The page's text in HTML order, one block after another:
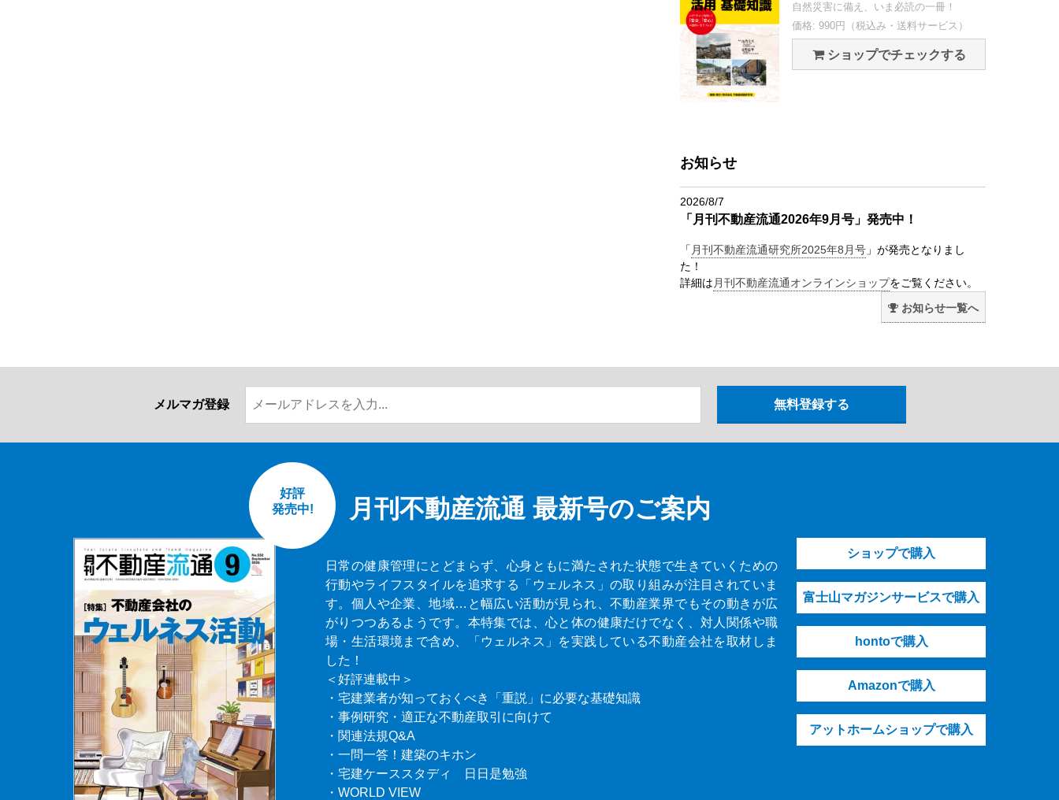
自然災害に備え、いま必読の一冊！
価格: 990円（税込み・送料サービス）
ショップでチェックする
お知らせ
2026/8/7
「月刊不動産流通2026年9月号」発売中！
「 月刊不動産流通研究所2025年8月号 」が発売となりまし
た！
詳細は 月刊不動産流通オンラインショップをご覧ください。
お知らせ一覧へ
メルマガ登録
月刊不動産流通 最新号のご案内
好評
発売中!
日常の健康管理にとどまらず、心身ともに満たされた状態で生きていくための
行動やライフスタイルを追求する「ウェルネス」の取り組みが注目されていま
す。個人や企業、地域…と幅広い活動が見られ、不動産業界でもその動きが広
がりつつあるようです。本特集では、心と体の健康だけでなく、対人関係や職
場・生活環境まで含め、「ウェルネス」を実践している不動産会社を取材しま
した！
＜好評連載中＞
・宅建業者が知っておくべき「重説」に必要な基礎知識
・事例研究・適正な不動産取引に向けて
・関連法規Q&A
・一問一答！建築のキホン
・宅建ケーススタディ 日日是勉強
・WORLD VIEW
ショップで購入
富士山マガジンサービスで購入
hontoで購入
Amazonで購入
アットホームショップで購入